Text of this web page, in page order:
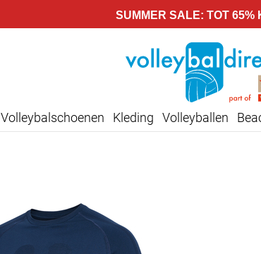
SUMMER SALE: TOT 65%
Volleybalschoenen Kleding Volleyballen